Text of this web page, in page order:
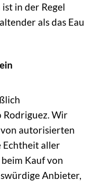
in der Regel
als das Eau
Wir
autorisierten
Echtheit aller
Kauf von
Anbieter,